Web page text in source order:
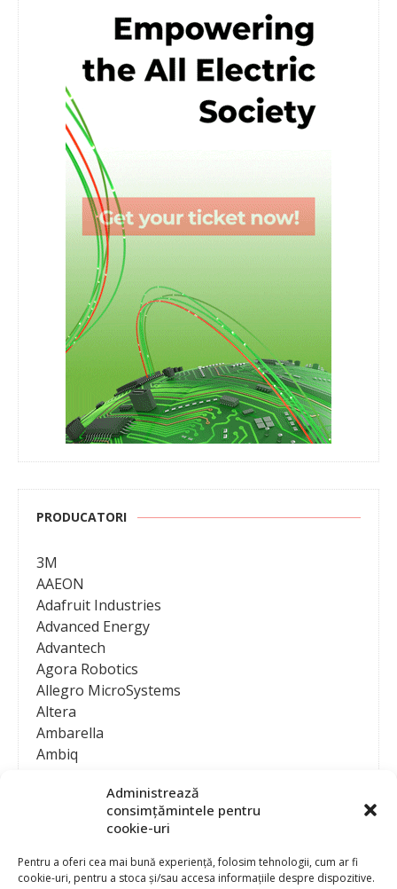
Administrează
consimțămintele pentru
cookie-uri
Pentru a oferi cea mai bună experiență, folosim tehnologii, cum ar fi
cookie-uri, pentru a stoca și/sau accesa informațiile despre dispozitive.
PRODUCATORI
3M
AAEON
Adafruit Industries
Advanced Energy
Advantech
Agora Robotics
Allegro MicroSystems
Altera
Ambarella
Ambiq
Analog Devices
Anritsu Corporation
Ansys
APS